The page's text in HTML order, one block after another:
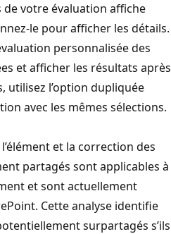
votre évaluation affiche
le pour afficher les détails.
personnalisée des
et afficher les résultats après
utilisez l’option dupliquée
avec les mêmes sélections.
l’élément et la correction des
partagés sont applicables à
et sont actuellement
Cette analyse identifie
surpartagés s’ils